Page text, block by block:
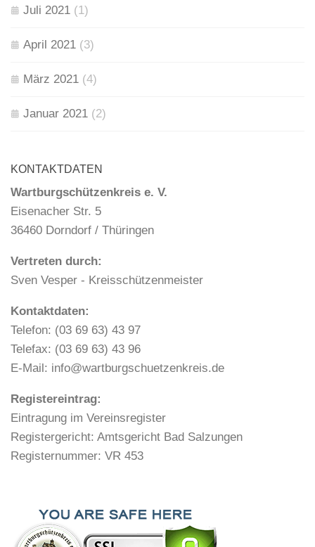
Juli 2021 (1)
April 2021 (3)
März 2021 (4)
Januar 2021 (2)
KONTAKTDATEN
Wartburgschützenkreis e. V.
Eisenacher Str. 5
36460 Dorndorf / Thüringen
Vertreten durch:
Sven Vesper - Kreisschützenmeister
Kontaktdaten:
Telefon: (03 69 63) 43 97
Telefax: (03 69 63) 43 96
E-Mail: info@wartburgschuetzenkreis.de
Registereintrag:
Eintragung im Vereinsregister
Registergericht: Amtsgericht Bad Salzungen
Registernummer: VR 453